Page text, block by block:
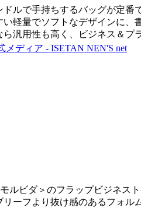
ドルで手持ちするバッグが定
い軽量でソフトなデザインに
汎用性も高く、ビジネス＆プ
ルビダ＞のフラップビジネス
ーフより抜け感のあるフォ